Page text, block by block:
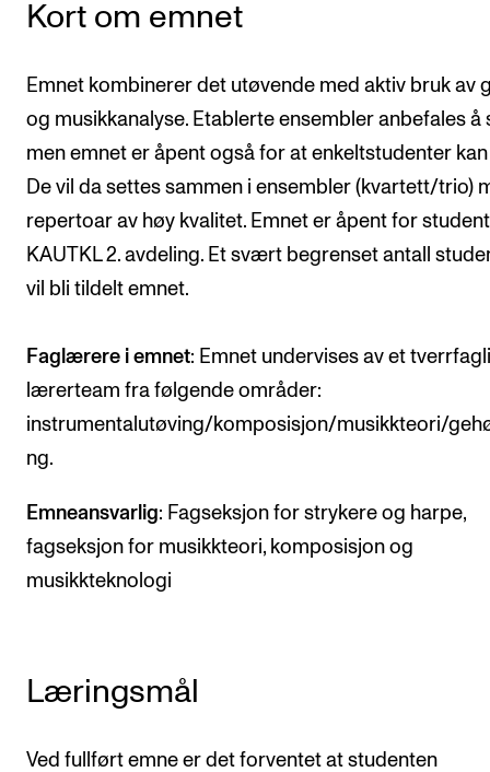
INTERNASJONALT
Utveksling
Internasjonal strategi
Samarbeidsprosjekter
Nettverk
AKTUELT
Arrangementer og konserter
Nyheter og historier
Ledige stillinger
INFO
Om Norges musikkhøgskole
For ansatte og studenter
Kort om emnet
Emnet kombinerer det utøvende med aktiv bruk av
og musikkanalyse. Etablerte ensembler anbefales å
men emnet er åpent også for at enkeltstudenter kan
De vil da settes sammen i ensembler (kvartett/trio)
repertoar av høy kvalitet. Emnet er åpent for
KAUTKL 2. avdeling. Et svært begrenset antall
vil bli tildelt emnet.
Faglærere i emnet: Emnet undervises av et
lærerteam fra følgende områder:
instrumentalutøving/komposisjon/musikkteori/
ng.
Emneansvarlig: Fagseksjon for strykere og harpe,
fagseksjon for musikkteori, komposisjon og
musikkteknologi
Læringsmål
Ved fullført emne er det forventet at studenten